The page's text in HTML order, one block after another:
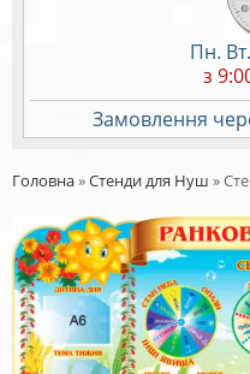
Пн.
з
Замовлення
Головна»Стенди для Нуш »